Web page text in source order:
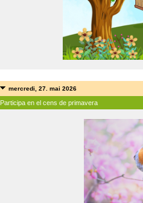
mercredi, 27. mai 2026
Participa en el cens de primavera